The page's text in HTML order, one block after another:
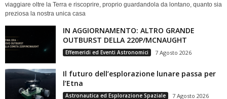
viaggiare oltre la Terra e riscoprire, proprio guardandola da lontano, quanto sia
preziosa la nostra unica casa
IN AGGIORNAMENTO: ALTRO GRANDE
OUTBURST DELLA 220P/MCNAUGHT
Effemeridi ed Eventi Astronomici 7 Agosto 2026
Il futuro dell’esplorazione lunare passa per
l’Etna
Astronautica ed Esplorazione Spaziale 7 Agosto 2026